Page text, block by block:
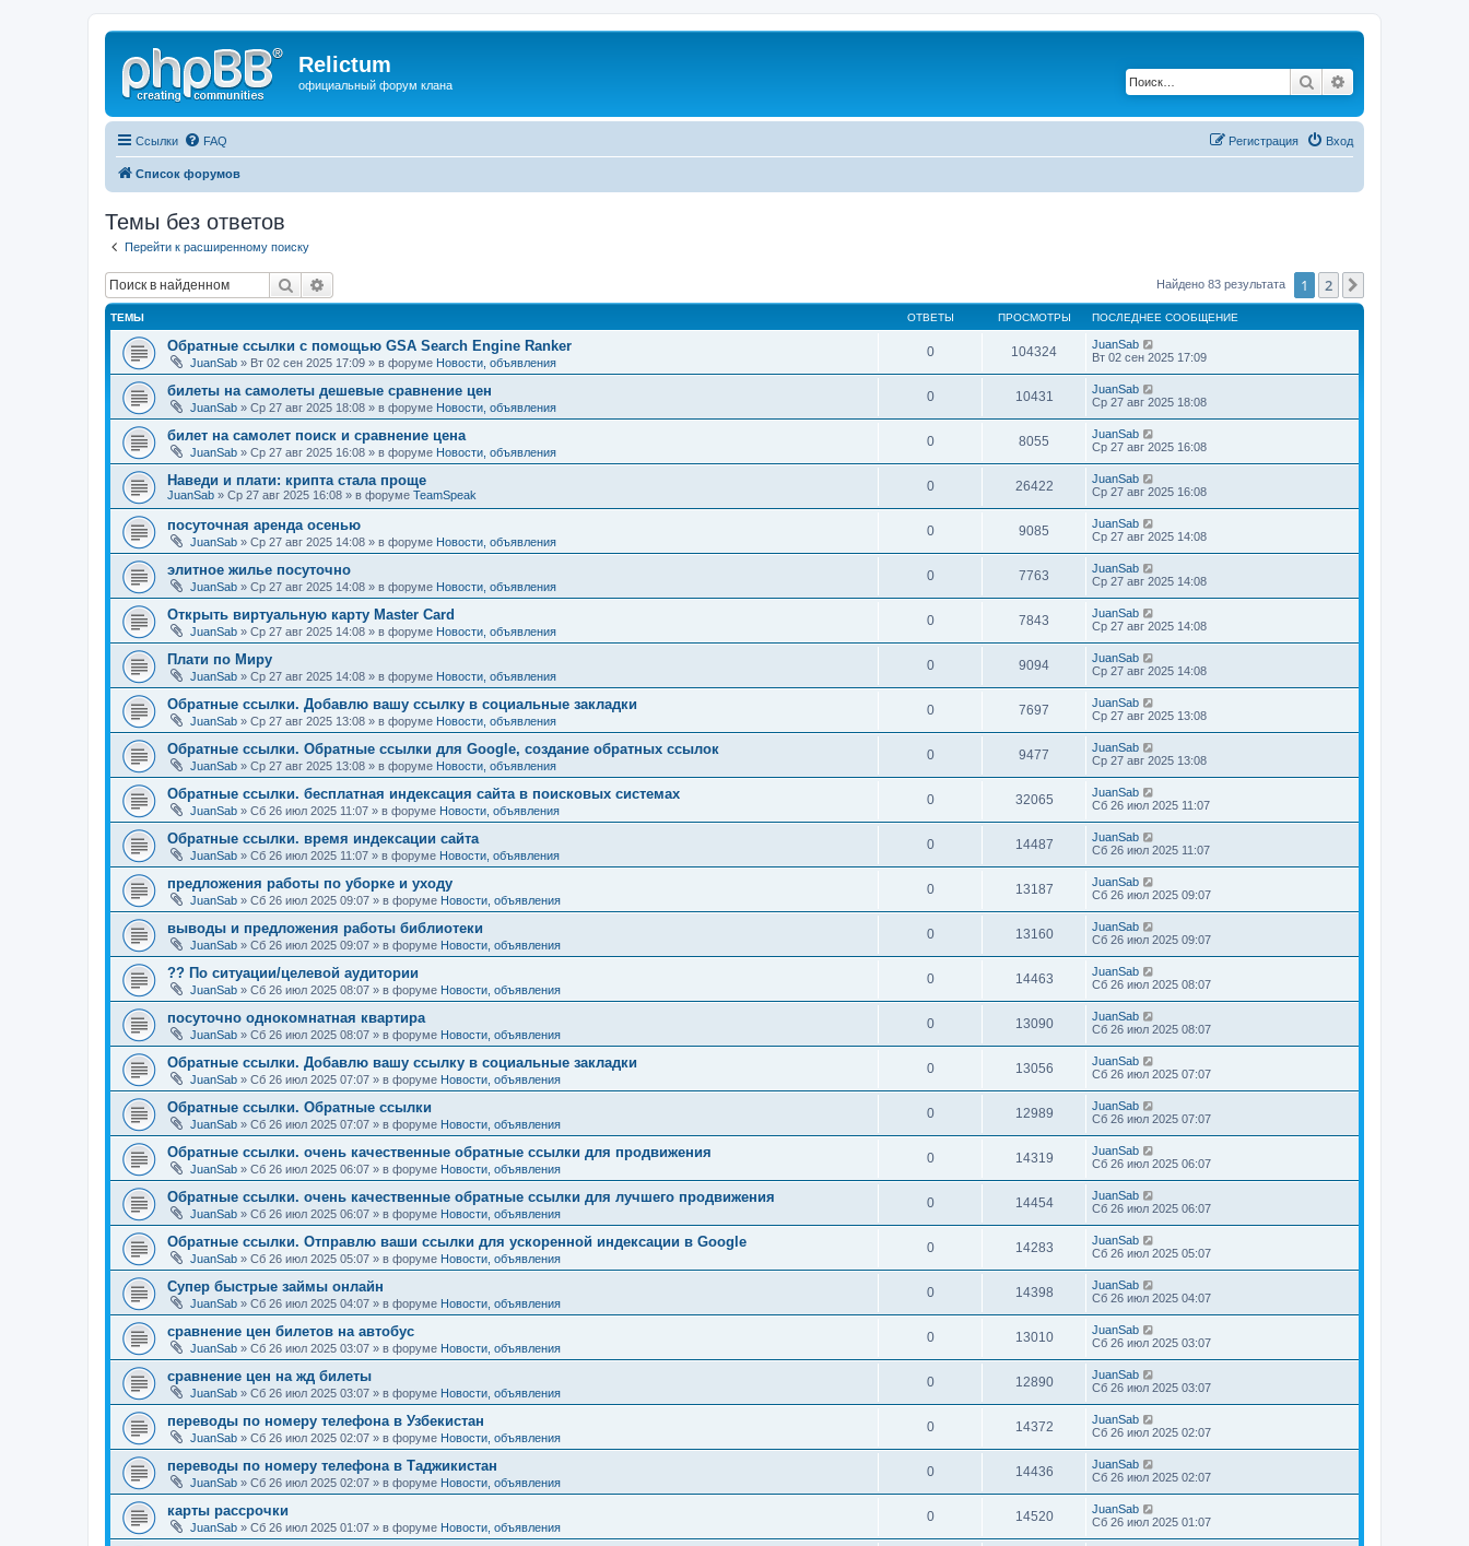
Relictum
официальный форум клана Поиск
Ссылки FAQ Вход
Регистрация
Список форумов
Темы без ответов
Перейти к расширенному поиску
Поиск Найдено 83 результата 1 2
ТЕМЫ ОТВЕТЫ ПРОСМОТРЫ ПОСЛЕДНЕЕ СООБЩЕНИЕ
Обратные ссылки с помощью GSA Search Engine Ranker
JuanSab » Вт 02 сен 2025 17:09 » в форуме Новости, объявления
0 104324
JuanSab
Вт 02 сен 2025 17:09
билеты на самолеты дешевые сравнение цен
JuanSab » Ср 27 авг 2025 18:08 » в форуме Новости, объявления
0 10431
JuanSab
Ср 27 авг 2025 18:08
билет на самолет поиск и сравнение цена
JuanSab » Ср 27 авг 2025 16:08 » в форуме Новости, объявления
0 8055
JuanSab
Ср 27 авг 2025 16:08
Наведи и плати: крипта стала проще
JuanSab » Ср 27 авг 2025 16:08 » в форуме TeamSpeak
0 26422
JuanSab
Ср 27 авг 2025 16:08
посуточная аренда осенью
JuanSab » Ср 27 авг 2025 14:08 » в форуме Новости, объявления
0 9085
JuanSab
Ср 27 авг 2025 14:08
элитное жилье посуточно
JuanSab » Ср 27 авг 2025 14:08 » в форуме Новости, объявления
0 7763
JuanSab
Ср 27 авг 2025 14:08
Открыть виртуальную карту Master Card
JuanSab » Ср 27 авг 2025 14:08 » в форуме Новости, объявления
0 7843
JuanSab
Ср 27 авг 2025 14:08
Плати по Миру
JuanSab » Ср 27 авг 2025 14:08 » в форуме Новости, объявления
0 9094
JuanSab
Ср 27 авг 2025 14:08
Обратные ссылки. Добавлю вашу ссылку в социальные закладки
JuanSab » Ср 27 авг 2025 13:08 » в форуме Новости, объявления
0 7697
JuanSab
Ср 27 авг 2025 13:08
Обратные ссылки. Обратные ссылки для Google, создание обратных ссылок
JuanSab » Ср 27 авг 2025 13:08 » в форуме Новости, объявления
0 9477
JuanSab
Ср 27 авг 2025 13:08
Обратные ссылки. бесплатная индексация сайта в поисковых системах
JuanSab » Сб 26 июл 2025 11:07 » в форуме Новости, объявления
0 32065
JuanSab
Сб 26 июл 2025 11:07
Обратные ссылки. время индексации сайта
JuanSab » Сб 26 июл 2025 11:07 » в форуме Новости, объявления
0 14487
JuanSab
Сб 26 июл 2025 11:07
предложения работы по уборке и уходу
JuanSab » Сб 26 июл 2025 09:07 » в форуме Новости, объявления
0 13187
JuanSab
Сб 26 июл 2025 09:07
выводы и предложения работы библиотеки
JuanSab » Сб 26 июл 2025 09:07 » в форуме Новости, объявления
0 13160
JuanSab
Сб 26 июл 2025 09:07
?? По ситуации/целевой аудитории
JuanSab » Сб 26 июл 2025 08:07 » в форуме Новости, объявления
0 14463
JuanSab
Сб 26 июл 2025 08:07
посуточно однокомнатная квартира
JuanSab » Сб 26 июл 2025 08:07 » в форуме Новости, объявления
0 13090
JuanSab
Сб 26 июл 2025 08:07
Обратные ссылки. Добавлю вашу ссылку в социальные закладки
JuanSab » Сб 26 июл 2025 07:07 » в форуме Новости, объявления
0 13056
JuanSab
Сб 26 июл 2025 07:07
Обратные ссылки. Обратные ссылки
JuanSab » Сб 26 июл 2025 07:07 » в форуме Новости, объявления
0 12989
JuanSab
Сб 26 июл 2025 07:07
Обратные ссылки. очень качественные обратные ссылки для продвижения
JuanSab » Сб 26 июл 2025 06:07 » в форуме Новости, объявления
0 14319
JuanSab
Сб 26 июл 2025 06:07
Обратные ссылки. очень качественные обратные ссылки для лучшего продвижения
JuanSab » Сб 26 июл 2025 06:07 » в форуме Новости, объявления
0 14454
JuanSab
Сб 26 июл 2025 06:07
Обратные ссылки. Отправлю ваши ссылки для ускоренной индексации в Google
JuanSab » Сб 26 июл 2025 05:07 » в форуме Новости, объявления
0 14283
JuanSab
Сб 26 июл 2025 05:07
Супер быстрые займы онлайн
JuanSab » Сб 26 июл 2025 04:07 » в форуме Новости, объявления
0 14398
JuanSab
Сб 26 июл 2025 04:07
сравнение цен билетов на автобус
JuanSab » Сб 26 июл 2025 03:07 » в форуме Новости, объявления
0 13010
JuanSab
Сб 26 июл 2025 03:07
сравнение цен на жд билеты
JuanSab » Сб 26 июл 2025 03:07 » в форуме Новости, объявления
0 12890
JuanSab
Сб 26 июл 2025 03:07
переводы по номеру телефона в Узбекистан
JuanSab » Сб 26 июл 2025 02:07 » в форуме Новости, объявления
0 14372
JuanSab
Сб 26 июл 2025 02:07
переводы по номеру телефона в Таджикистан
JuanSab » Сб 26 июл 2025 02:07 » в форуме Новости, объявления
0 14436
JuanSab
Сб 26 июл 2025 02:07
карты рассрочки
JuanSab » Сб 26 июл 2025 01:07 » в форуме Новости, объявления
0 14520
JuanSab
Сб 26 июл 2025 01:07